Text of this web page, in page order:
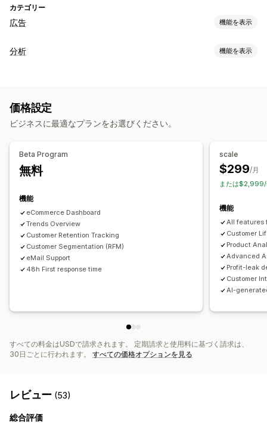
カテゴリー
広告 機能を表示
ターゲティング
商品カテゴリー
リターゲティング
キャンペーン管理
AIによる最適化
入札の最適化
AIによる画像と動画
動画広告
パフォーマンス分析
A/Bテスト パフォーマンス追跡
エンゲージメント指標 ROI分析
コンバージョントラッキング
ダッシュボード
分析 機能を表示
セグメンテーション
コホート分析
AIによるインサイト
購入の追跡
ビジュアルとレポート
分析ダッシュボード カスタムダッシュボード
複数ストアレポート
カスタムレポート
データのエクスポート
履歴分析 予測
価格設定
ビジネスに最適なプランをお選びください。
Beta Program
無料
機能
eCommerce Dashboard
Trends Overview
Customer Retention Tracking
Customer Segmentation (RFM)
eMail Support
48h First response time
scale
$299/月
または$2,999/
機能
All features
Customer
Product
Advanced
Profit-leak
Customer
AI-
すべての料金はUSDで請求されます。 定期請求と使用料に基づく請求は、
30日ごとに行われます。 すべての価格オプションを見る
レビュー (53)
総合評価